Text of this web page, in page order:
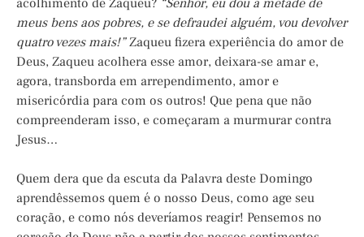
acolhimento de Zaqueu? “Senhor, eu dou a metade de
meus bens aos pobres, e se defraudei alguém, vou devolver
quatro vezes mais!”Zaqueu fizera experiência do amor de
Deus, Zaqueu acolhera esse amor, deixara-se amar e,
agora, transborda em arrependimento, amor e
misericórdia para com os outros! Que pena que não
compreenderam isso, e começaram a murmurar contra
Jesus…
Quem dera que da escuta da Palavra deste Domingo
aprendêssemos quem é o nosso Deus, como age seu
coração, e como nós deveríamos reagir! Pensemos no